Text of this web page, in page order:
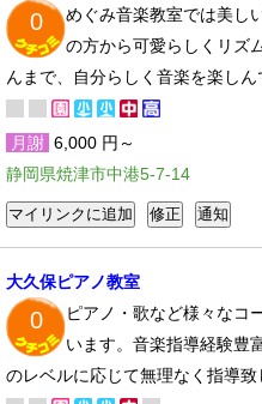
0
めぐみ音楽教室では美し
の方から可愛らしくリズ
んまで、自分らしく音楽を楽しん
月謝 6,000 円～
静岡県焼津市中港5-7-14
大久保ピアノ教室
0
ピアノ・歌など様々なコ
います。音楽指導経験豊
のレベルに応じて無理なく指導致